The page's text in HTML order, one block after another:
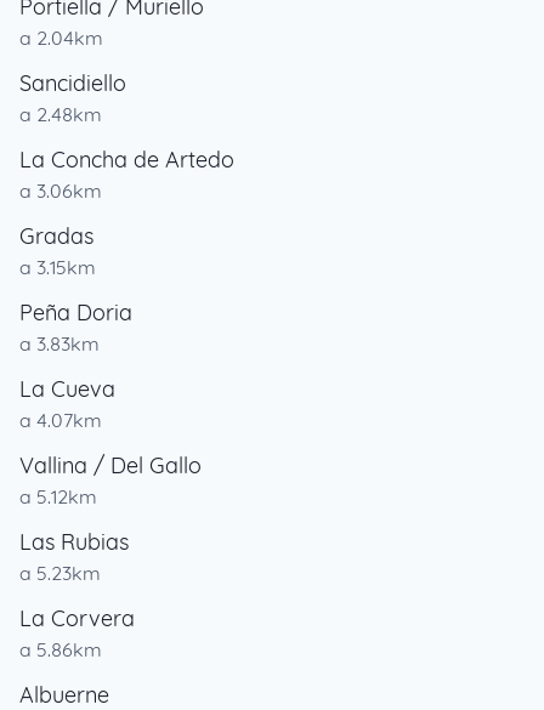
Portiella / Muriello
a 2.04km
Sancidiello
a 2.48km
La Concha de Artedo
a 3.06km
Gradas
a 3.15km
Peña Doria
a 3.83km
La Cueva
a 4.07km
Vallina / Del Gallo
a 5.12km
Las Rubias
a 5.23km
La Corvera
a 5.86km
Albuerne